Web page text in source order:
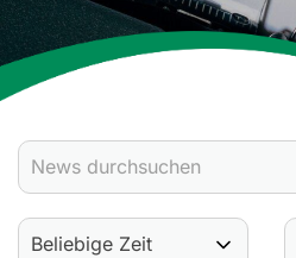
Aktuelles
Verbands-News
Termine